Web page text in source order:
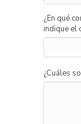
¿En qué
indique el
¿Cuáles